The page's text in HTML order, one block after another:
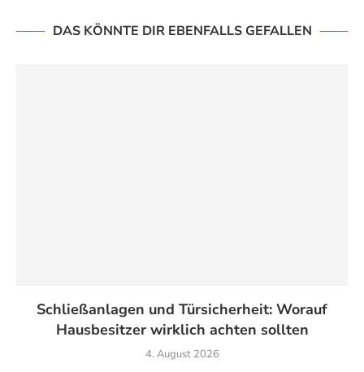
DAS KÖNNTE DIR EBENFALLS GEFALLEN
Schließanlagen und Türsicherheit: Worauf
Hausbesitzer wirklich achten sollten
4. August 2026